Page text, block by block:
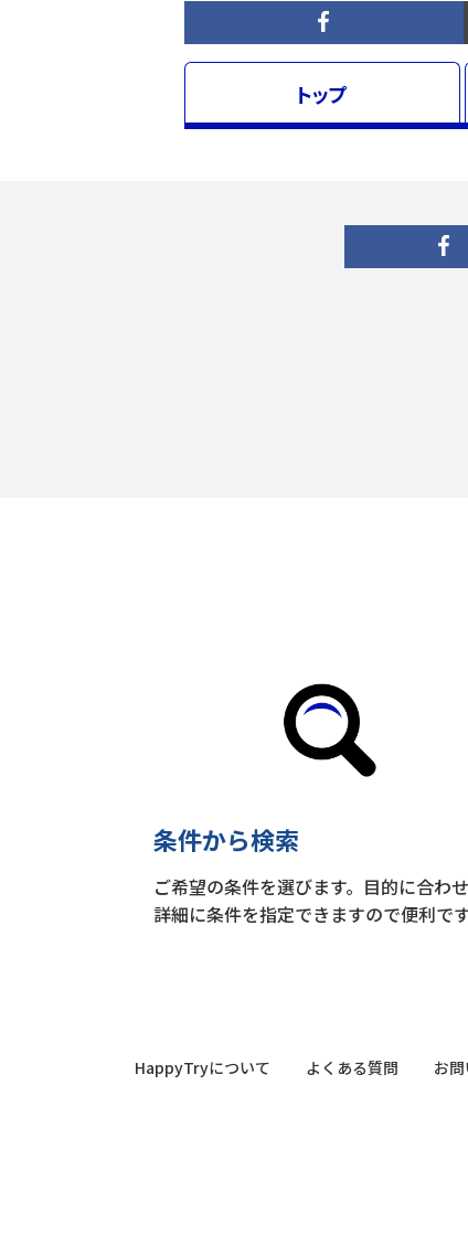
トップ
条件から検索
ご希望の条件を選びます。目的に合わ
詳細に条件を指定できますので便利です
HappyTryについて よくある質問 お